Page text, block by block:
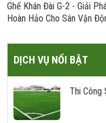
Ghế Khán Đài G-2 - Giải
Hoàn Hảo Cho Sân Vận
DỊCH VỤ NỔI BẬT
Thi Công